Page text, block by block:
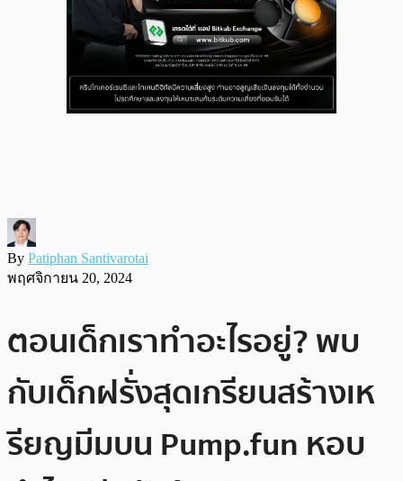
By Patiphan Santivarotai
พฤศจิกายน 20, 2024
ตอนเด็กเราทำอะไรอยู่? พบ
กับเด็กฝรั่งสุดเกรียนสร้างเห
รียญมีมบน Pump.fun หอบ